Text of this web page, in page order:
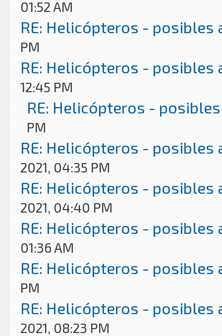
01:52 AM
RE: Helicópteros - posibles
PM
RE: Helicópteros - posibles
12:45 PM
RE: Helicópteros -
PM
RE: Helicópteros - posibles
2021, 04:35 PM
RE: Helicópteros - posibles
2021, 04:40 PM
RE: Helicópteros - posibles
01:36 AM
RE: Helicópteros - posibles
PM
RE: Helicópteros - posibles
2021, 08:23 PM